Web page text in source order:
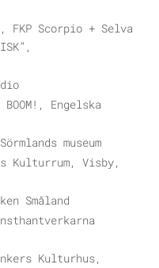
FKP Scorpio + Selva
Engelska
museum
Kulturrum, Visby,
Småland
Kulturhus,